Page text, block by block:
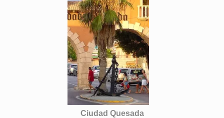
Ciudad Quesada